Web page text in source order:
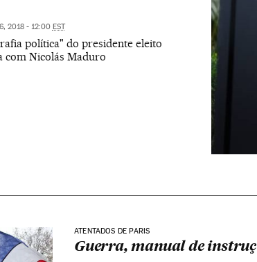
2018 - 12:00 EST
política" do presidente eleito
com Nicolás Maduro
ATENTADOS DE PARIS
Guerra, manual de